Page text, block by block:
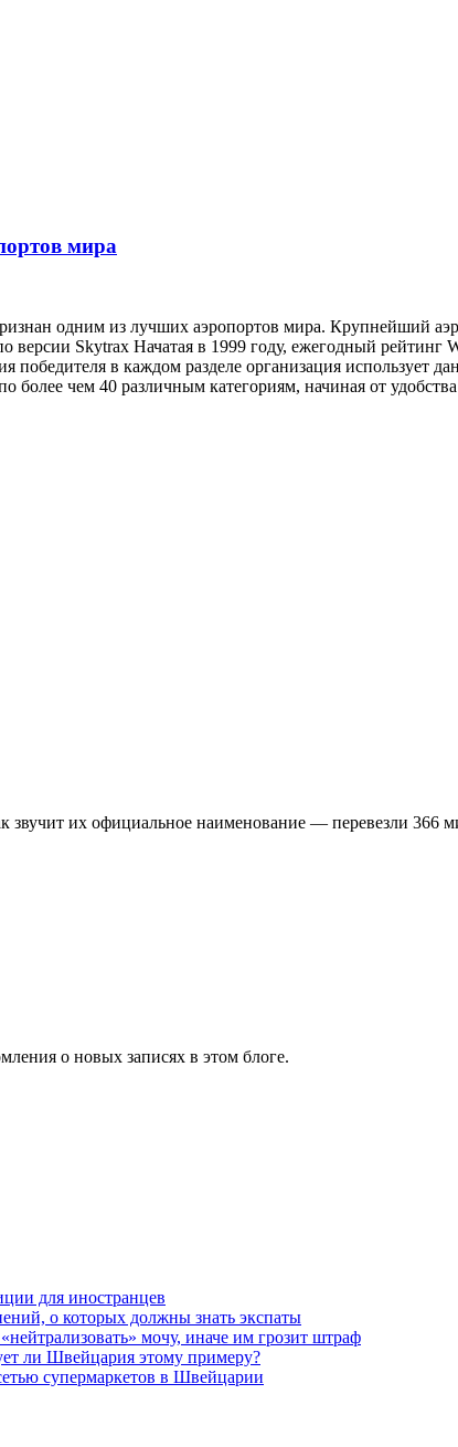
мира
одним из лучших аэропортов мира. Крупнейший
версии Skytrax Начатая в 1999 году, ежегодный рейтинг
в каждом разделе организация использует
чем 40 различным категориям, начиная от
их официальное наименование — перевезли 366
о новых записях в этом блоге.
для иностранцев
о которых должны знать экспаты
мочу, иначе им грозит штраф
ли Швейцария этому примеру?
супермаркетов в Швейцарии